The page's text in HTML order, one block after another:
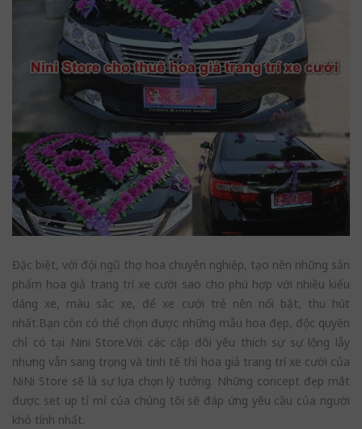
Đặc biệt, với đội ngũ thợ hoa chuyên nghiệp, tạo nên những sản
phẩm hoa giả trang trí xe cưới sao cho phù hợp với nhiều kiểu
dáng xe, màu sắc xe, để xe cưới trẻ nên nổi bật, thu hút
nhất.Bạn còn có thể chọn được những mẫu hoa đẹp, độc quyền
chỉ có tại Nini Store.Với các cặp đôi yêu thích sự sự lộng lẫy
nhưng vẫn sang trọng và tinh tế thì hoa giả trang trí xe cưới của
NiNi Store sẽ là sự lựa chọn lý tưởng. Những concept đẹp mắt
được set up tỉ mỉ của chúng tôi sẽ đáp ứng yêu cầu của người
khó tính nhất.